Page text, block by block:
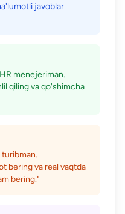
javoblar
menejeriman.
qiling va qo'shimcha
turibman.
bering va real vaqtda
bering."